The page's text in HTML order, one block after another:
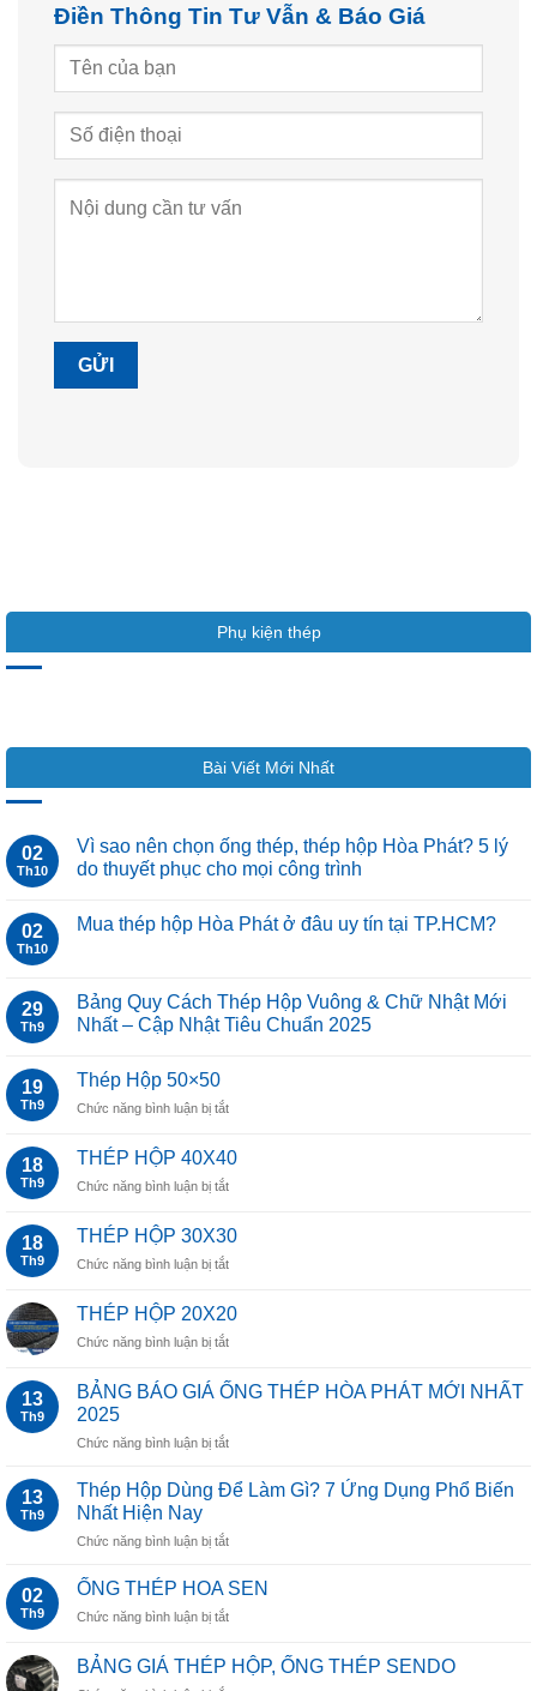
Điền Thông Tin Tư Vẫn & Báo Giá
Phụ kiện thép
Bài Viết Mới Nhất
02
Th10
Vì sao nên chọn ống thép, thép hộp Hòa Phát? 5 lý
do thuyết phục cho mọi công trình
02
Th10
Mua thép hộp Hòa Phát ở đâu uy tín tại TP.HCM?
29
Th9
Bảng Quy Cách Thép Hộp Vuông & Chữ Nhật Mới
Nhất – Cập Nhật Tiêu Chuẩn 2025
19
Th9
Thép Hộp 50×50
Chức năng bình luận bị tắtở
Hộp
50×50
18
Th9
THÉP HỘP 40X40
Chức năng bình luận bị tắtở
HỘP
40X40
18
Th9
THÉP HỘP 30X30
Chức năng bình luận bị tắtở
HỘP
30X30
THÉP HỘP 20X20
Chức năng bình luận bị tắtở
HỘP
20X20
13
Th9
BẢNG BÁO GIÁ ỐNG THÉP HÒA PHÁT MỚI NHẤT
2025
Chức năng bình luận bị tắtở
BÁO
THÉP
PHÁT
NHẤT
13
Th9
Thép Hộp Dùng Để Làm Gì? 7 Ứng Dụng Phổ Biến
Nhất Hiện Nay
Chức năng bình luận bị tắtở
Hộp
Để
Gì?
02
Th9
ỐNG THÉP HOA SEN
Chức năng bình luận bị tắtở
THÉP
HOA
BẢNG GIÁ THÉP HỘP, ỐNG THÉP SENDO